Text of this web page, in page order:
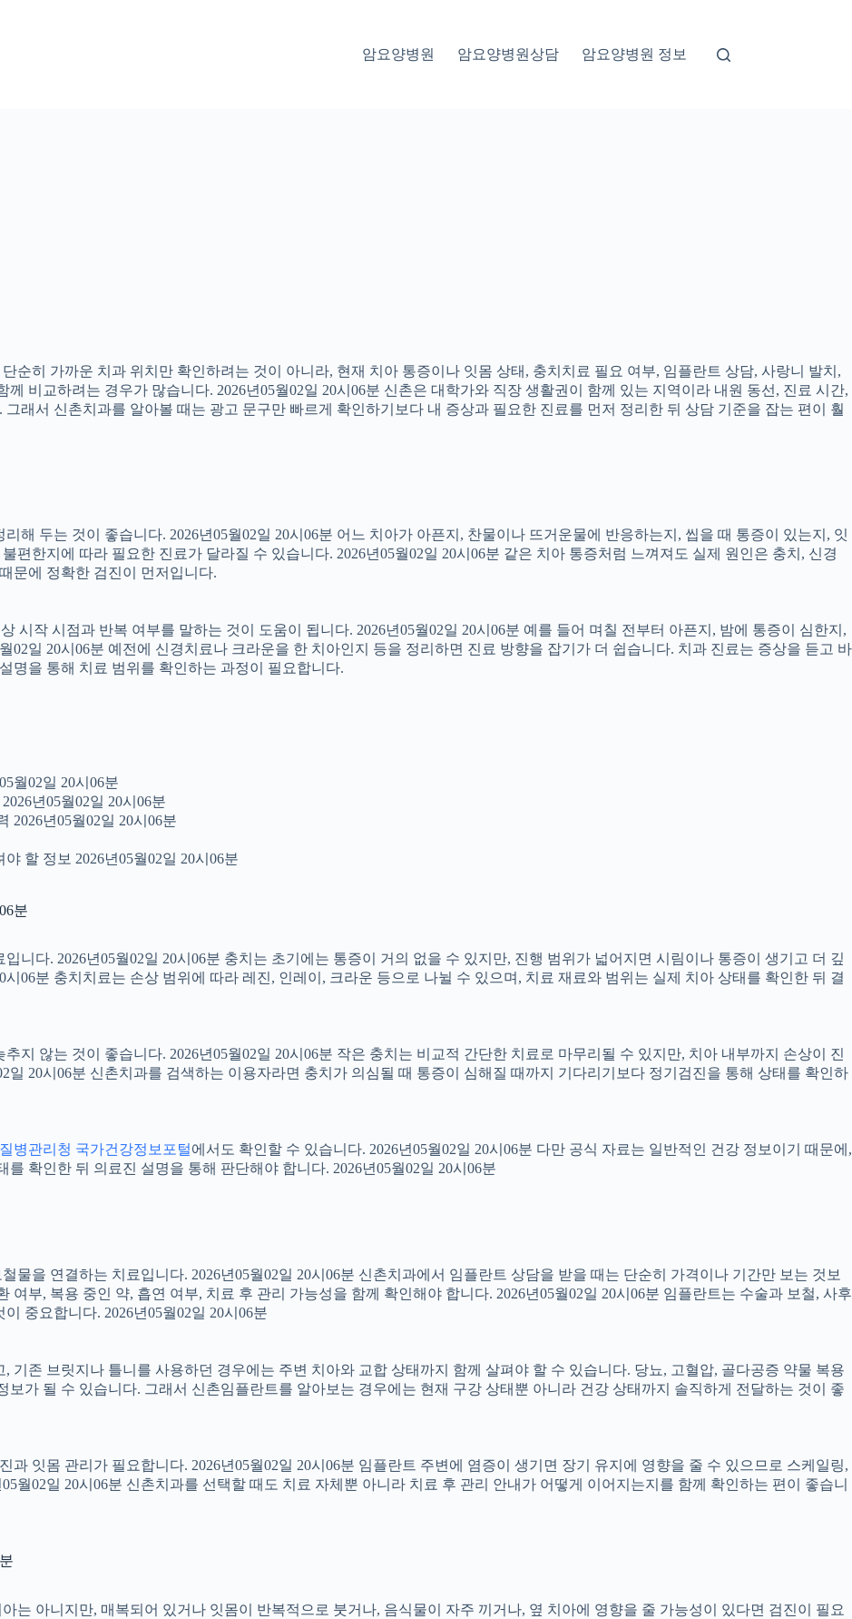
암요양병원 암요양병원상담 암요양병원 정보
순히 가까운 치과 위치만 확인하려는 것이 아니라, 현재 치아 통증이나 잇몸 상태, 충치치료 필요 여부, 임플란트 상담, 사랑니 발치,
비교하려는 경우가 많습니다. 2026년05월02일 20시06분 신촌은 대학가와 직장 생활권이 함께 있는 지역이라 내원 동선, 진료 시간,
래서 신촌치과를 알아볼 때는 광고 문구만 빠르게 확인하기보다 내 증상과 필요한 진료를 먼저 정리한 뒤 상담 기준을 잡는 편이 훨
해 두는 것이 좋습니다. 2026년05월02일 20시06분 어느 치아가 아픈지, 찬물이나 뜨거운물에 반응하는지, 씹을 때 통증이 있는지, 잇
편한지에 따라 필요한 진료가 달라질 수 있습니다. 2026년05월02일 20시06분 같은 치아 통증처럼 느껴져도 실제 원인은 충치, 신경
문에 정확한 검진이 먼저입니다.
시작 시점과 반복 여부를 말하는 것이 도움이 됩니다. 2026년05월02일 20시06분 예를 들어 며칠 전부터 아픈지, 밤에 통증이 심한지,
02일 20시06분 예전에 신경치료나 크라운을 한 치아인지 등을 정리하면 진료 방향을 잡기가 더 쉽습니다. 치과 진료는 증상을 듣고 바
명을 통해 치료 범위를 확인하는 과정이 필요합니다.
월02일 20시06분
년05월02일 20시06분
2026년05월02일 20시06분
할 정보 2026년05월02일 20시06분
분
니다. 2026년05월02일 20시06분 충치는 초기에는 통증이 거의 없을 수 있지만, 진행 범위가 넓어지면 시림이나 통증이 생기고 더 깊
06분 충치치료는 손상 범위에 따라 레진, 인레이, 크라운 등으로 나뉠 수 있으며, 치료 재료와 범위는 실제 치아 상태를 확인한 뒤 결
지 않는 것이 좋습니다. 2026년05월02일 20시06분 작은 충치는 비교적 간단한 치료로 마무리될 수 있지만, 치아 내부까지 손상이 진
일 20시06분 신촌치과를 검색하는 이용자라면 충치가 의심될 때 통증이 심해질 때까지 기다리기보다 정기검진을 통해 상태를 확인하
질병관리청 국가건강정보포털에서도 확인할 수 있습니다. 2026년05월02일 20시06분 다만 공식 자료는 일반적인 건강 정보이기 때문에,
확인한 뒤 의료진 설명을 통해 판단해야 합니다. 2026년05월02일 20시06분
물을 연결하는 치료입니다. 2026년05월02일 20시06분 신촌치과에서 임플란트 상담을 받을 때는 단순히 가격이나 기간만 보는 것보
여부, 복용 중인 약, 흡연 여부, 치료 후 관리 가능성을 함께 확인해야 합니다. 2026년05월02일 20시06분 임플란트는 수술과 보철, 사후
중요합니다. 2026년05월02일 20시06분
기존 브릿지나 틀니를 사용하던 경우에는 주변 치아와 교합 상태까지 함께 살펴야 할 수 있습니다. 당뇨, 고혈압, 골다공증 약물 복용
가 될 수 있습니다. 그래서 신촌임플란트를 알아보는 경우에는 현재 구강 상태뿐 아니라 건강 상태까지 솔직하게 전달하는 것이 좋
과 잇몸 관리가 필요합니다. 2026년05월02일 20시06분 임플란트 주변에 염증이 생기면 장기 유지에 영향을 줄 수 있으므로 스케일링,
월02일 20시06분 신촌치과를 선택할 때도 치료 자체뿐 아니라 치료 후 관리 안내가 어떻게 이어지는지를 함께 확인하는 편이 좋습니
는 아니지만, 매복되어 있거나 잇몸이 반복적으로 붓거나, 음식물이 자주 끼거나, 옆 치아에 영향을 줄 가능성이 있다면 검진이 필요